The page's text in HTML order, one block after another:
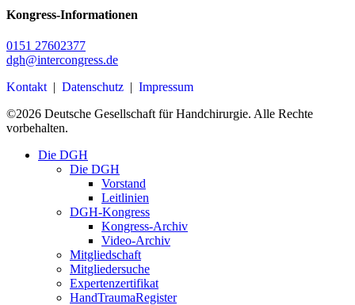
Kongress-Informationen
0151 27602377
dgh@intercongress.de
Kontakt | Datenschutz | Impressum
©2026 Deutsche Gesellschaft für Handchirurgie. Alle Rechte
vorbehalten.
Close
Die DGH
Die DGH
Vorstand
Leitlinien
DGH-Kongress
Kongress-Archiv
Video-Archiv
Mitgliedschaft
Mitgliedersuche
Expertenzertifikat
HandTraumaRegister